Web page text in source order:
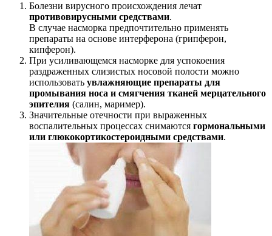
Болезни вирусного происхождения лечат
противовирусными средствами.
В случае насморка предпочтительно применять
препараты на основе интерферона (грипферон,
кипферон).
При усиливающемся насморке для успокоения
раздраженных слизистых носовой полости можно
использовать увлажняющие препараты для
промывания носа и смягчения тканей мерцательного
эпителия (салин, маример).
Значительные отечности при выраженных
воспалительных процессах снимаются гормональными
или глюкокортикостероидными средствами.